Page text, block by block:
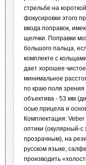
стрельбе на
фокусировки этого
ввода поправок,
щелчки. Поправки
большого пальца,
комплекте с
дает хорошее
минимальное
по краю поля
объектива - 53 мм
осью прицела и
Комплектация:
оптики (окулярный-
прозрачным), на
русском языке,
производить